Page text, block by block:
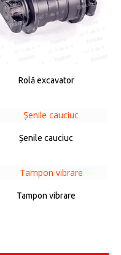
Rolă excavator
Șenile cauciuc
Tampon vibrare